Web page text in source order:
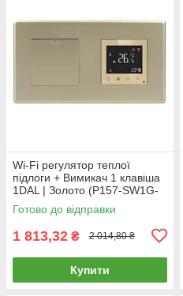
Wi-Fi регулятор теплої
підлоги + Вимикач 1 клавіша
1DAL | Золото (P157-SW1G-
TR.WF.GD)
Готово до відправки
1 813,32 ₴ 2 014,80 ₴
Купити